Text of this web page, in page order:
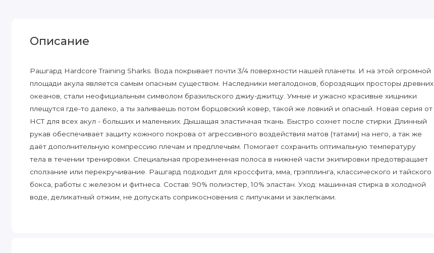
Описание
Рашгард Hardcore Training Sharks. Вода покрывает почти 3/4 поверхности нашей планеты. И на этой огромной
площади акула является самым опасным существом. Наследники мегалодонов, бороздящих просторы древних
океанов, стали неофициальным символом бразильского джиу-джитцу. Умные и ужасно красивые хищники
плещутся где-то далеко, а ты заливаешь потом борцовский ковер, такой же ловкий и опасный. Новая серия от
НСТ для всех акул - больших и маленьких. Дышащая эластичная ткань. Быстро сохнет после стирки. Длинный
рукав обеспечивает защиту кожного покрова от агрессивного воздействия матов (татами) на него, а так же
даёт дополнительную компрессию плечам и предплечьям. Помогает сохранить оптимальную температуру
тела в течении тренировки. Специальная прорезиненная полоса в нижней части экипировки предотвращает
сползание или перекручивание. Рашгард подходит для кроссфита, мма, грэпплинга, классического и тайского
бокса, работы с железом и фитнеса. Состав: 90% полиэстер, 10% эластан. Уход: машинная стирка в холодной
воде, деликатный отжим, не допускать соприкосновения с липучками и заклепками.